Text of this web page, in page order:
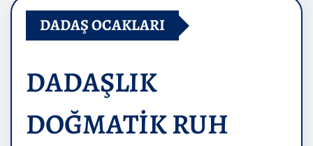
DADAŞ OCAKLARI
DADAŞLIK
DOĞMATİK RUH